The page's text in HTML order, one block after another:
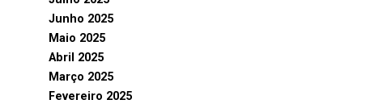
Junho 2025
Maio 2025
Abril 2025
Março 2025
Fevereiro 2025